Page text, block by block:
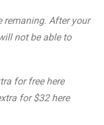
remaning. After your
not be able to
for free here
for $32 here